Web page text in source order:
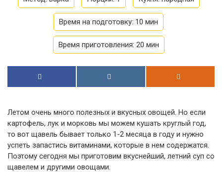
Время на подготовку: 10 мин
Время приготовления: 20 мин
Летом очень много полезных и вкусных овощей. Но если
картофель, лук и морковь мы можем кушать круглый год,
то вот щавель бывает только 1-2 месяца в году и нужно
успеть запастись витаминами, которые в нем содержатся.
Поэтому сегодня мы приготовим вкуснейший, летний суп со
щавелем и другими овощами.